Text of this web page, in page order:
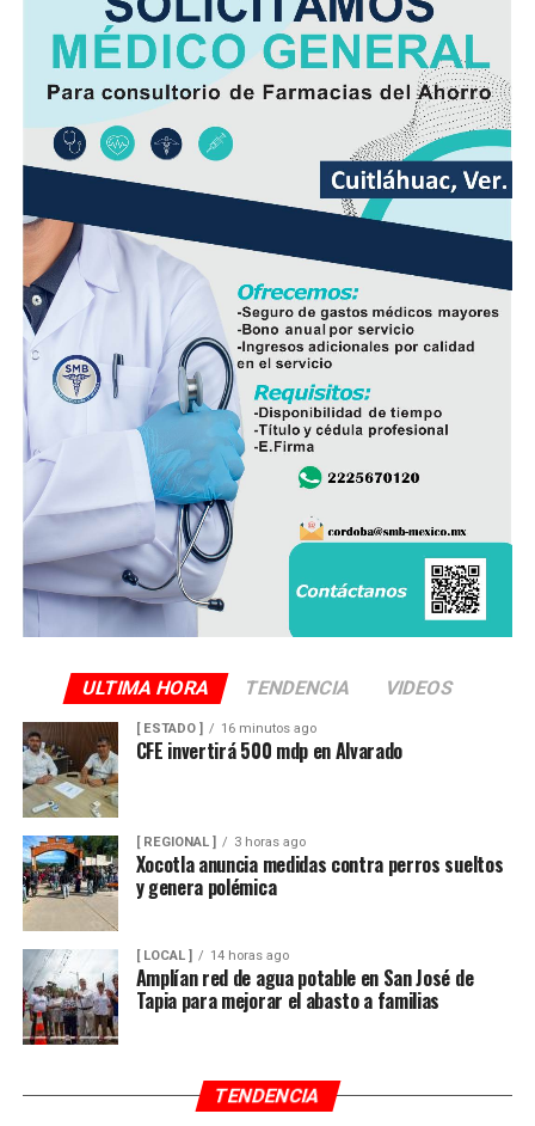
ULTIMA HORA TENDENCIA VIDEOS
[ ESTADO ] 16 minutos ago
CFE invertirá 500 mdp en Alvarado
[ REGIONAL ] 3 horas ago
Xocotla anuncia medidas contra perros sueltos
y genera polémica
[ LOCAL ] 14 horas ago
Amplían red de agua potable en San José de
Tapia para mejorar el abasto a familias
TENDENCIA